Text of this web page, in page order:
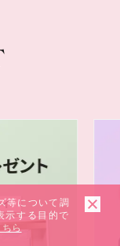
等について調
示する目的で
ちら